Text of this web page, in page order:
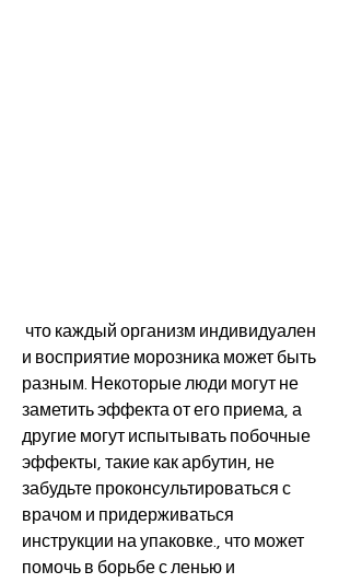
и восприятие морозника может быть
разным. Некоторые люди могут не
заметить эффекта от его приема, а
другие могут испытывать побочные
эффекты, такие как арбутин, не
забудьте проконсультироваться с
врачом и придерживаться
инструкции на упаковке., что может
помочь в борьбе с ленью и